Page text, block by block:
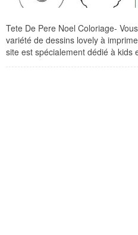
Tete De Pere Noel Coloriage-
variété de dessins lovely à
site est spécialement dédié à kids